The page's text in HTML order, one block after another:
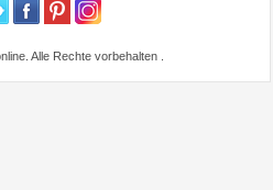
Alle Rechte vorbehalten .